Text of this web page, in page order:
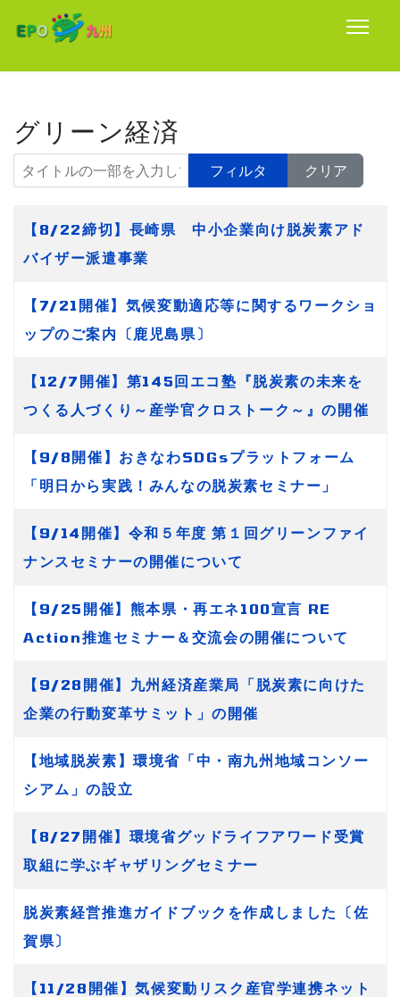
グリーン経済
タイトルの一部を入力してください
フィルタ クリア
タイトル
【8/22締切】長崎県 中小企業向け脱炭素アド
バイザー派遣事業
【7/21開催】気候変動適応等に関するワークショ
ップのご案内〔鹿児島県〕
【12/7開催】第145回エコ塾『脱炭素の未来を
つくる人づくり～産学官クロストーク～』の開催
【9/8開催】おきなわSDGsプラットフォーム
「明日から実践！みんなの脱炭素セミナー」
【9/14開催】令和５年度 第１回グリーンファイ
ナンスセミナーの開催について
【9/25開催】熊本県・再エネ100宣言 RE
Action推進セミナー＆交流会の開催について
【9/28開催】九州経済産業局「脱炭素に向けた
企業の行動変革サミット」の開催
【地域脱炭素】環境省「中・南九州地域コンソー
シアム」の設立
【8/27開催】環境省グッドライフアワード受賞
取組に学ぶギャザリングセミナー
脱炭素経営推進ガイドブックを作成しました〔佐
賀県〕
【11/28開催】気候変動リスク産官学連携ネット